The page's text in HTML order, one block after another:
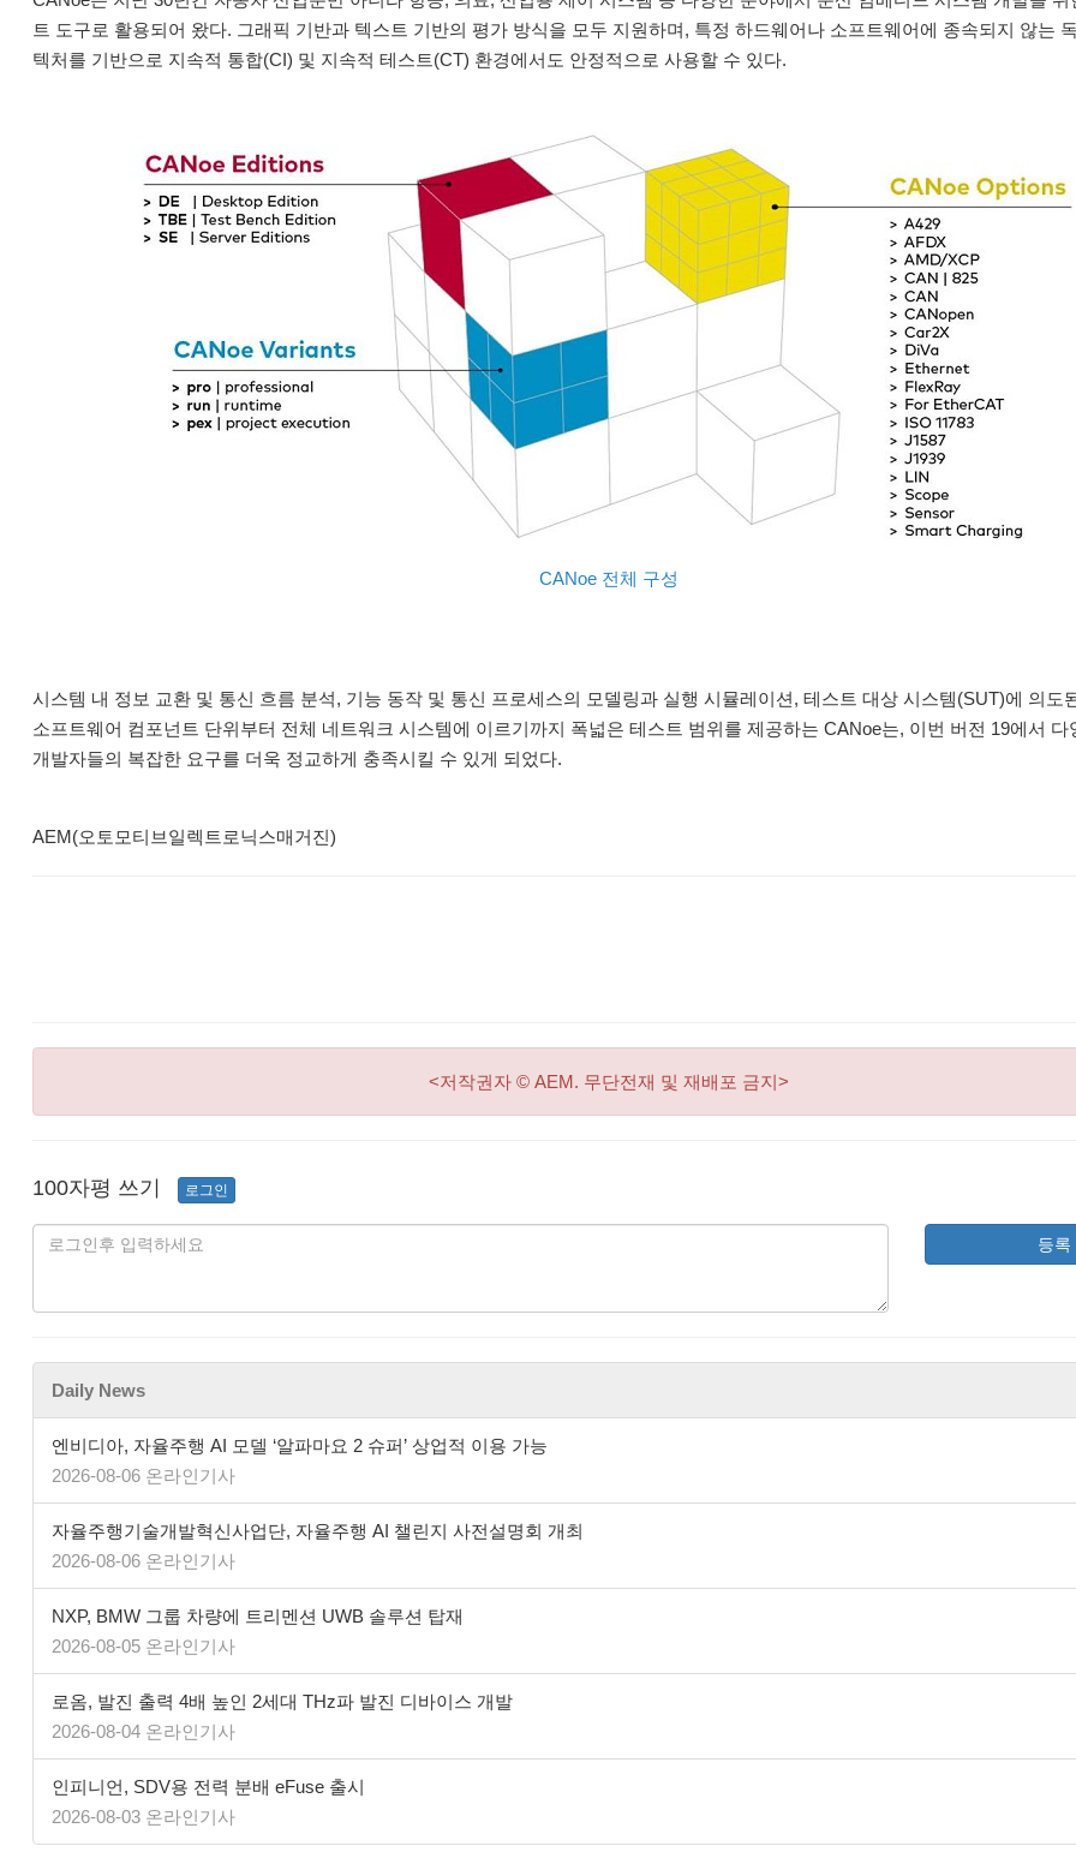
트 도구로 활용되어 왔다. 그래픽 기반과 텍스트 기반의 평가 방식을 모두 지원하며, 특정 하드웨어나 소프트웨어에 종속되지 않는
텍처를 기반으로 지속적 통합(CI) 및 지속적 테스트(CT) 환경에서도 안정적으로 사용할 수 있다.
CANoe 전체 구성
시스템 내 정보 교환 및 통신 흐름 분석, 기능 동작 및 통신 프로세스의 모델링과 실행 시뮬레이션, 테스트 대상 시스템(SUT)에 의도
소프트웨어 컴포넌트 단위부터 전체 네트워크 시스템에 이르기까지 폭넓은 테스트 범위를 제공하는 CANoe는, 이번 버전 19에서 다
개발자들의 복잡한 요구를 더욱 정교하게 충족시킬 수 있게 되었다.
AEM(오토모티브일렉트로닉스매거진)
<저작권자 © AEM. 무단전재 및 재배포 금지>
100자평 쓰기 로그인
등록
Daily News
엔비디아, 자율주행 AI 모델 ‘알파마요 2 슈퍼’ 상업적 이용 가능
2026-08-06 온라인기사
자율주행기술개발혁신사업단, 자율주행 AI 챌린지 사전설명회 개최
2026-08-06 온라인기사
NXP, BMW 그룹 차량에 트리멘션 UWB 솔루션 탑재
2026-08-05 온라인기사
로옴, 발진 출력 4배 높인 2세대 THz파 발진 디바이스 개발
2026-08-04 온라인기사
인피니언, SDV용 전력 분배 eFuse 출시
2026-08-03 온라인기사